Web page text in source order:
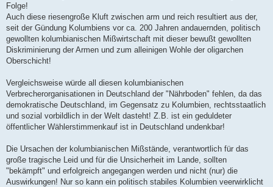
Folge!
Auch diese riesengroße Kluft zwischen arm und reich resultiert aus der,
seit der Gündung Kolumbiens vor ca. 200 Jahren andauernden, politisch
gewollten kolumbianischen Mißwirtschaft mit dieser bewußt gewollten
Diskriminierung der Armen und zum alleinigen Wohle der oligarchen
Oberschicht!
Vergleichsweise würde all diesen kolumbianischen
Verbrecherorganisationen in Deutschland der "Nährboden" fehlen, da das
demokratische Deutschland, im Gegensatz zu Kolumbien, rechtsstaatlich
und sozial vorbildlich in der Welt dasteht! Z.B. ist ein geduldeter
öffentlicher Wählerstimmenkauf ist in Deutschland undenkbar!
Die Ursachen der kolumbianischen Mißstände, verantwortlich für das
große tragische Leid und für die Unsicherheit im Lande, sollten
"bekämpft" und erfolgreich angegangen werden und nicht (nur) die
Auswirkungen! Nur so kann ein politisch stabiles Kolumbien veerwirklicht